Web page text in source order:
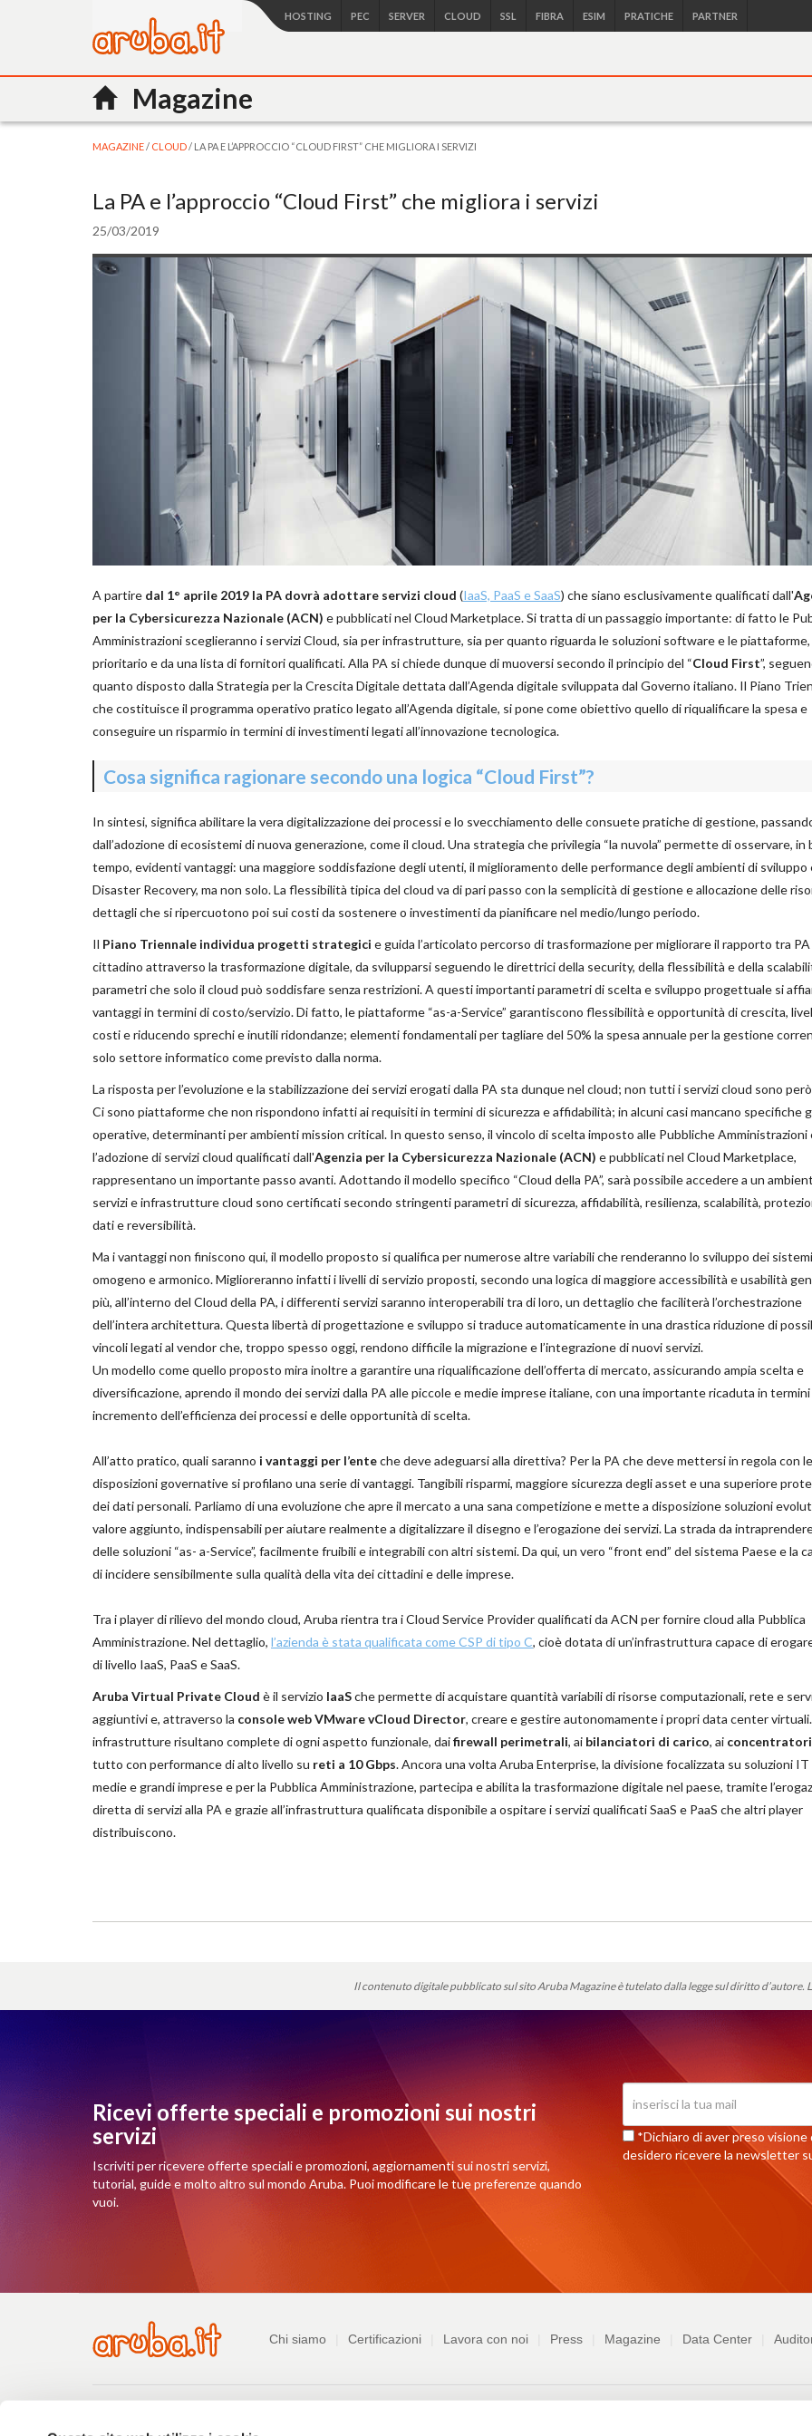
HOSTING PEC SERVER CLOUD SSL FIBRA ESIM PRATICHE PARTNER
Magazine
MAGAZINE/ CLOUD/ LA PA E L’APPROCCIO “CLOUD FIRST” CHE MIGLIORA I SERVIZI
La PA e l’approccio “Cloud First” che migliora i servizi
25/03/2019
A partire dal 1° aprile 2019 la PA dovrà adottare servizi cloud (IaaS, PaaS e SaaS) che siano esclusivamente qualificati dall'
per la Cybersicurezza Nazionale (ACN) e pubblicati nel Cloud Marketplace. Si tratta di un passaggio importante: di fatto le
Amministrazioni sceglieranno i servizi Cloud, sia per infrastrutture, sia per quanto riguarda le soluzioni software e le piattaforme,
prioritario e da una lista di fornitori qualificati. Alla PA si chiede dunque di muoversi secondo il principio del “Cloud First”,
quanto disposto dalla Strategia per la Crescita Digitale dettata dall’Agenda digitale sviluppata dal Governo italiano. Il Piano
che costituisce il programma operativo pratico legato all’Agenda digitale, si pone come obiettivo quello di riqualificare la spesa e
conseguire un risparmio in termini di investimenti legati all’innovazione tecnologica.
Cosa significa ragionare secondo una logica “Cloud First”?
In sintesi, significa abilitare la vera digitalizzazione dei processi e lo svecchiamento delle consuete pratiche di gestione,
dall’adozione di ecosistemi di nuova generazione, come il cloud. Una strategia che privilegia “la nuvola” permette di osservare, in
tempo, evidenti vantaggi: una maggiore soddisfazione degli utenti, il miglioramento delle performance degli ambienti di sviluppo
Disaster Recovery, ma non solo. La flessibilità tipica del cloud va di pari passo con la semplicità di gestione e allocazione delle
dettagli che si ripercuotono poi sui costi da sostenere o investimenti da pianificare nel medio/lungo periodo.
Il Piano Triennale individua progetti strategici e guida l’articolato percorso di trasformazione per migliorare il rapporto tra
cittadino attraverso la trasformazione digitale, da svilupparsi seguendo le direttrici della security, della flessibilità e della
parametri che solo il cloud può soddisfare senza restrizioni. A questi importanti parametri di scelta e sviluppo progettuale si
vantaggi in termini di costo/servizio. Di fatto, le piattaforme “as-a-Service” garantiscono flessibilità e opportunità di crescita,
costi e riducendo sprechi e inutili ridondanze; elementi fondamentali per tagliare del 50% la spesa annuale per la gestione
solo settore informatico come previsto dalla norma.
La risposta per l’evoluzione e la stabilizzazione dei servizi erogati dalla PA sta dunque nel cloud; non tutti i servizi cloud sono
Ci sono piattaforme che non rispondono infatti ai requisiti in termini di sicurezza e affidabilità; in alcuni casi mancano specifiche
operative, determinanti per ambienti mission critical. In questo senso, il vincolo di scelta imposto alle Pubbliche Amministrazioni
l’adozione di servizi cloud qualificati dall'Agenzia per la Cybersicurezza Nazionale (ACN) e pubblicati nel Cloud Marketplace,
rappresentano un importante passo avanti. Adottando il modello specifico “Cloud della PA”, sarà possibile accedere a un
servizi e infrastrutture cloud sono certificati secondo stringenti parametri di sicurezza, affidabilità, resilienza, scalabilità,
dati e reversibilità.
Ma i vantaggi non finiscono qui, il modello proposto si qualifica per numerose altre variabili che renderanno lo sviluppo dei sistemi
omogeno e armonico. Miglioreranno infatti i livelli di servizio proposti, secondo una logica di maggiore accessibilità e usabilità
più, all’interno del Cloud della PA, i differenti servizi saranno interoperabili tra di loro, un dettaglio che faciliterà l’orchestrazione
dell’intera architettura. Questa libertà di progettazione e sviluppo si traduce automaticamente in una drastica riduzione di
vincoli legati al vendor che, troppo spesso oggi, rendono difficile la migrazione e l’integrazione di nuovi servizi.
Un modello come quello proposto mira inoltre a garantire una riqualificazione dell’offerta di mercato, assicurando ampia scelta e
diversificazione, aprendo il mondo dei servizi dalla PA alle piccole e medie imprese italiane, con una importante ricaduta in
incremento dell’efficienza dei processi e delle opportunità di scelta.
All’atto pratico, quali saranno i vantaggi per l’enteche deve adeguarsi alla direttiva? Per la PA che deve mettersi in regola con le
disposizioni governative si profilano una serie di vantaggi. Tangibili risparmi, maggiore sicurezza degli asset e una superiore
dei dati personali. Parliamo di una evoluzione che apre il mercato a una sana competizione e mette a disposizione soluzioni
valore aggiunto, indispensabili per aiutare realmente a digitalizzare il disegno e l’erogazione dei servizi. La strada da
delle soluzioni “as- a-Service”, facilmente fruibili e integrabili con altri sistemi. Da qui, un vero “front end” del sistema Paese e la
di incidere sensibilmente sulla qualità della vita dei cittadini e delle imprese.
Tra i player di rilievo del mondo cloud, Aruba rientra tra i Cloud Service Provider qualificati da ACN per fornire cloud alla Pubblica
Amministrazione. Nel dettaglio, l’azienda è stata qualificata come CSP di tipo C, cioè dotata di un’infrastruttura capace di
di livello IaaS, PaaS e SaaS.
Aruba Virtual Private Cloud è il servizio IaaSche permette di acquistare quantità variabili di risorse computazionali, rete e
aggiuntivi e, attraverso la console web VMware vCloud Director, creare e gestire autonomamente i propri data center
infrastrutture risultano complete di ogni aspetto funzionale, daifirewall perimetrali, ai bilanciatori di carico, ai concentratori
tutto con performance di alto livello su reti a 10 Gbps. Ancora una volta Aruba Enterprise, la divisione focalizzata su soluzioni
medie e grandi imprese e per la Pubblica Amministrazione, partecipa e abilita la trasformazione digitale nel paese, tramite
diretta di servizi alla PA e grazie all’infrastruttura qualificata disponibile a ospitare i servizi qualificati SaaS e PaaS che altri player
distribuiscono.
Il contenuto digitale pubblicato sul sito Aruba Magazine è tutelato dalla legge sul diritto d’autore.
Ricevi offerte speciali e promozioni sui nostri
servizi
Iscriviti per ricevere offerte speciali e promozioni, aggiornamenti sui nostri servizi,
tutorial, guide e molto altro sul mondo Aruba. Puoi modificare le tue preferenze quando
vuoi.
*Dichiaro di aver preso visione
desidero ricevere la newsletter
Azienda
Chi siamo Certificazioni Lavora con noi Press Magazine Data Center
Pagamenti